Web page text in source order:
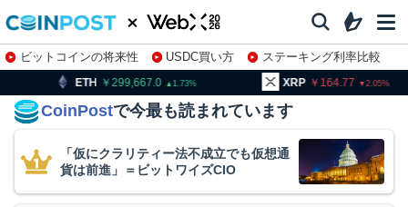
ビットコインの将来性 USDC買い方
ステーキング利率比較
株特集・関連銘柄
1.73 XRP 2.05 BNB
CoinPostで今最も読まれています
「仮にクラリティー法不成立でも仮想通
貨は前進」＝ビットワイズCIO